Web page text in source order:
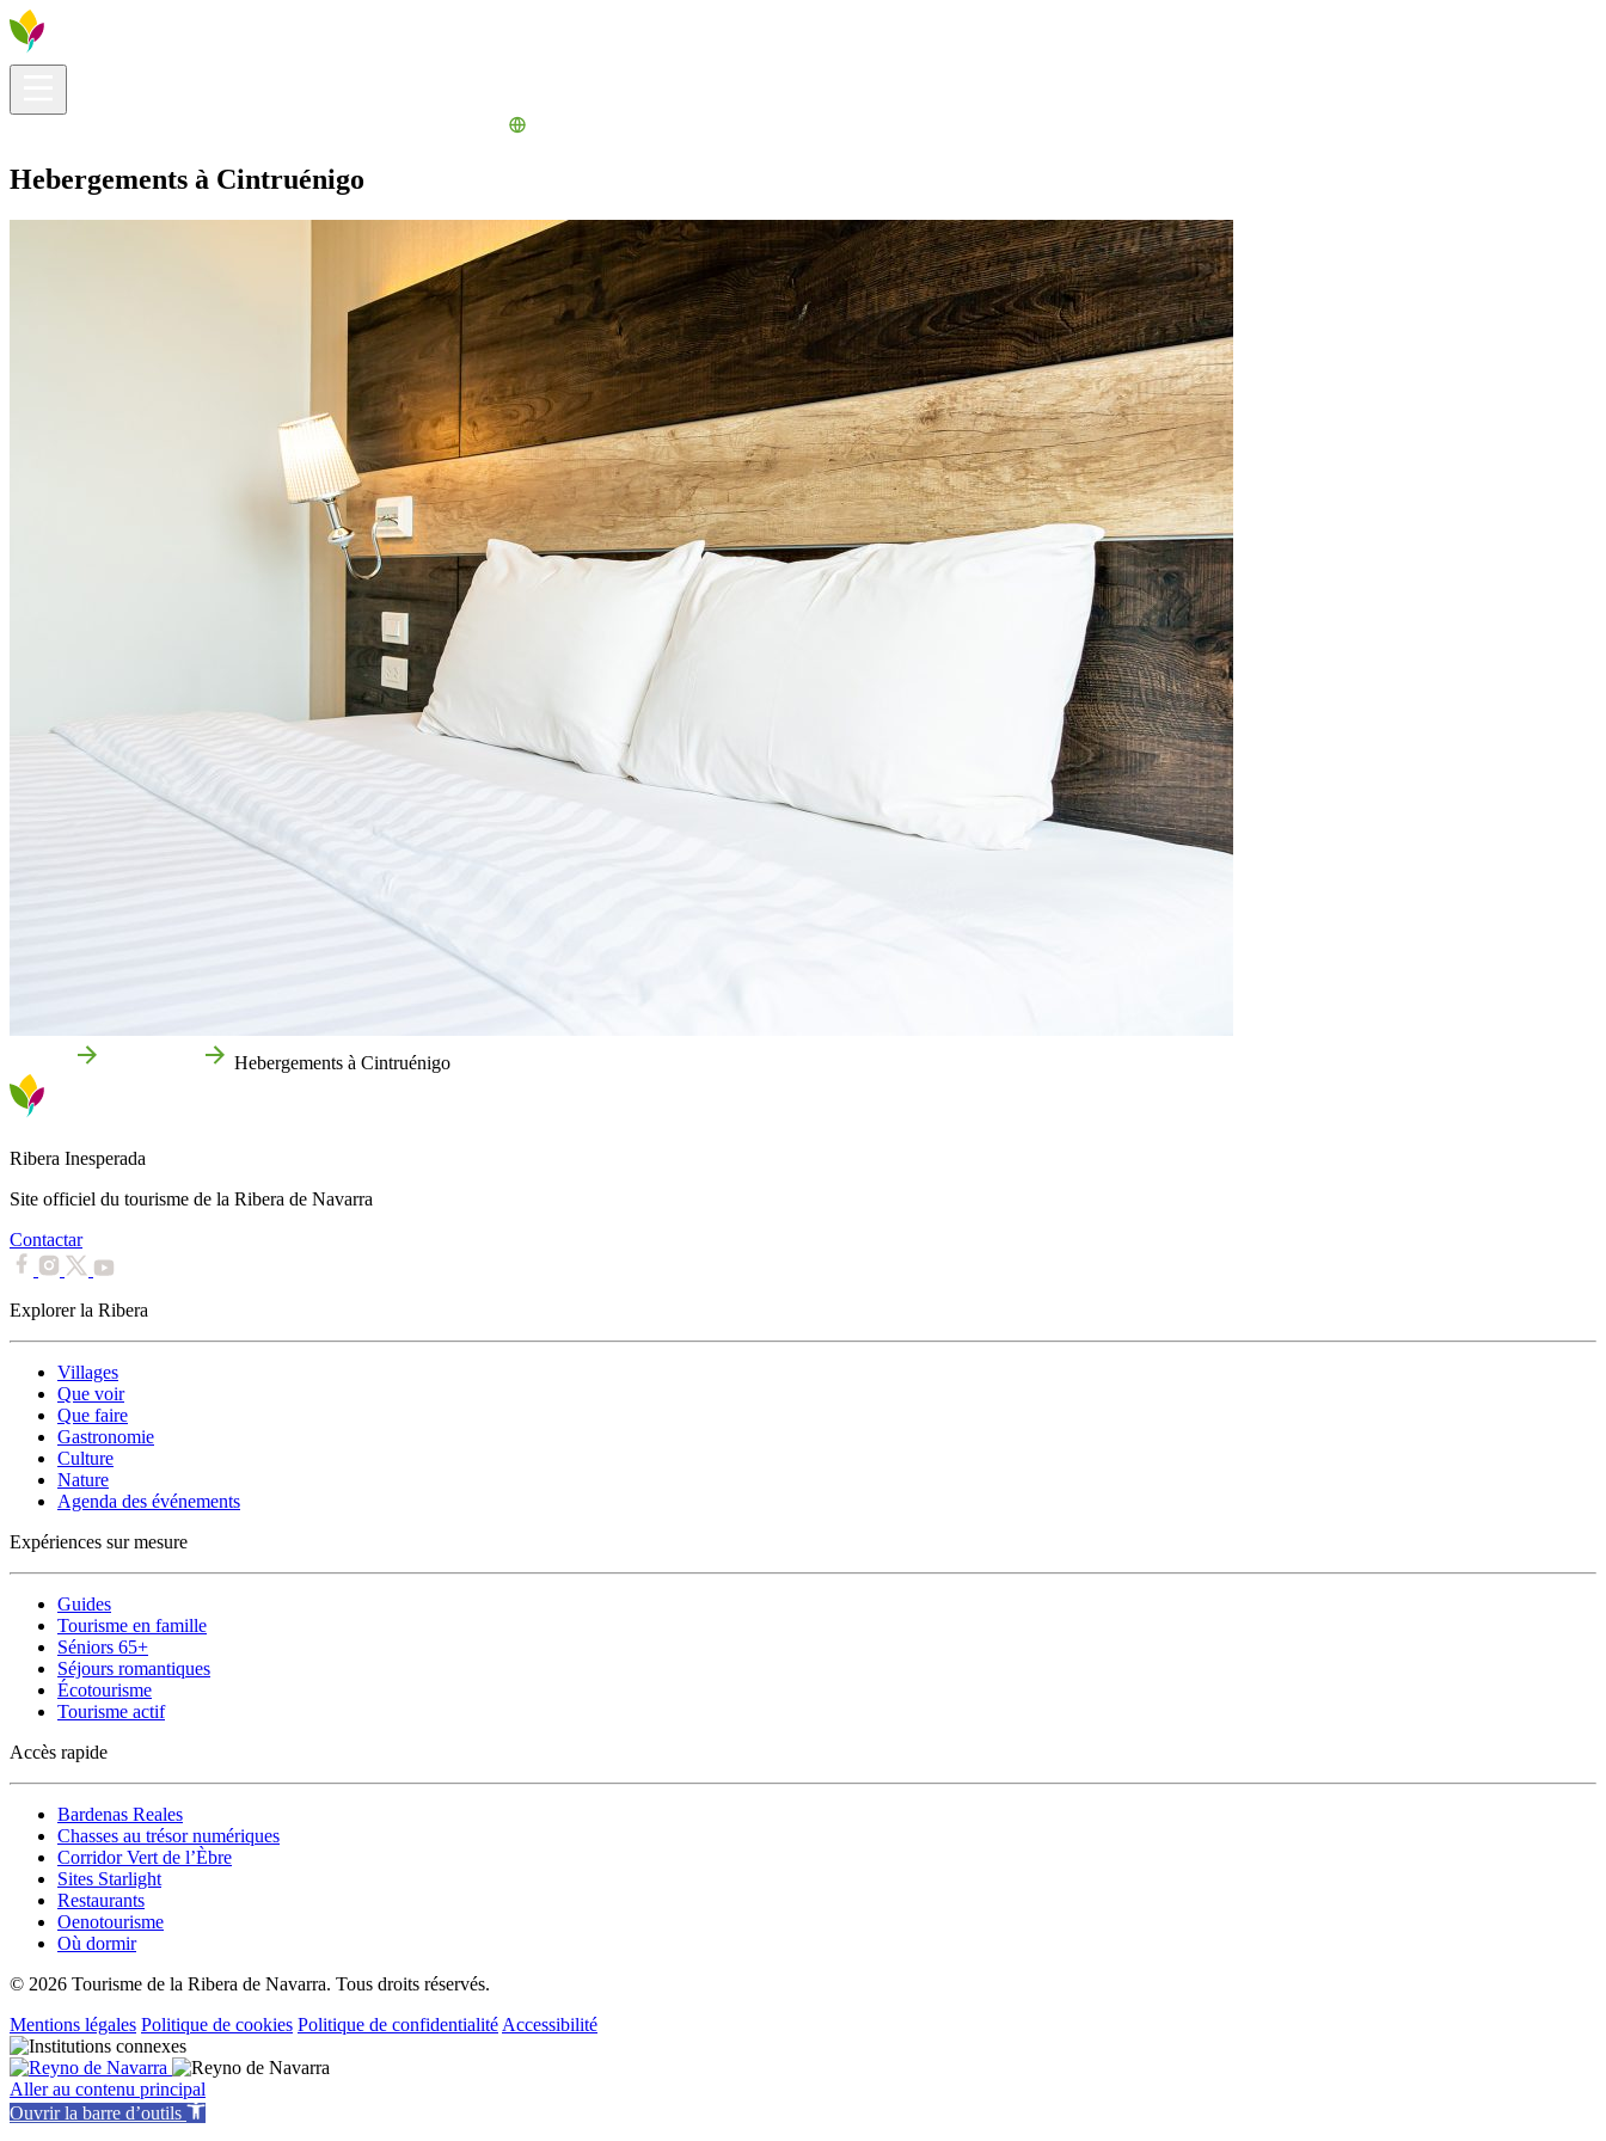
Hebergements à Cintruénigo
Hebergements à Cintruénigo
Ribera Inesperada
Site officiel du tourisme de la Ribera de Navarra
Contactar
Explorer la Ribera
Villages
Que voir
Que faire
Gastronomie
Culture
Nature
Agenda des événements
Expériences sur mesure
Guides
Tourisme en famille
Séniors 65+
Séjours romantiques
Écotourisme
Tourisme actif
Accès rapide
Bardenas Reales
Chasses au trésor numériques
Corridor Vert de l’Èbre
Sites Starlight
Restaurants
Oenotourisme
Où dormir
© 2026 Tourisme de la Ribera de Navarra. Tous droits réservés.
Mentions légales Politique de cookies Politique de confidentialité Accessibilité
Aller au contenu principal
Ouvrir la barre d’outils